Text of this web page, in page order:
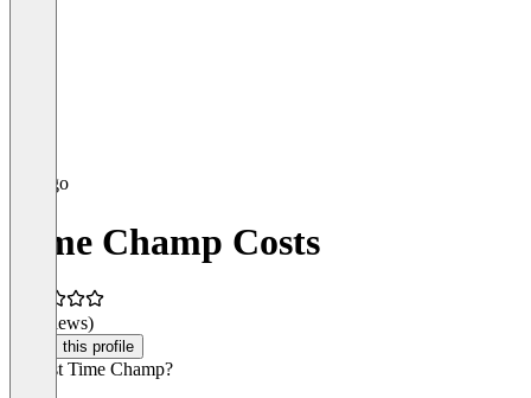
Time Champ Costs
(0 reviews)
Claim this profile
Was ist Time Champ?